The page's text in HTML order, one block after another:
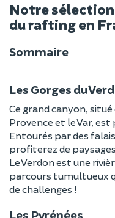
Notre
du rafting en
Sommaire
Les Gorges du
Ce grand canyon,
Provence et le Var,
Entourés par des
profiterez de
Le Verdon est une
parcours tumultueux
de challenges !
Les Pyrénées